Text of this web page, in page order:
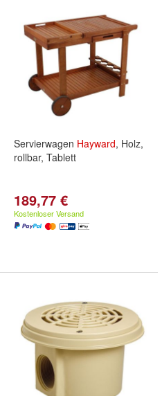
Servierwagen Hayward, Holz,
rollbar, Tablett
189,77 €
Kostenloser Versand